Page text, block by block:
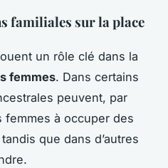
familiales sur la place
un rôle clé dans la
femmes. Dans certains
peuvent, par
à occuper des
que dans d’autres